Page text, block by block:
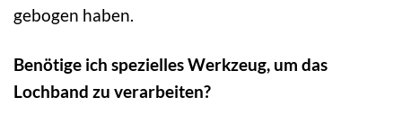
gebogen haben.
Benötige ich spezielles Werkzeug, um das
Lochband zu verarbeiten?